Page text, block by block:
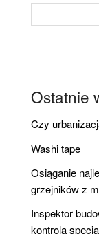
Ostatnie
Czy
Washi tape
Osiąganie
grzejników z
Inspektor
kontrolą